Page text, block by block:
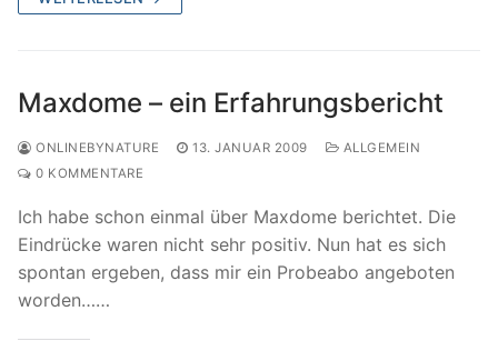
Maxdome – ein Erfahrungsbericht
ONLINEBYNATURE 13. JANUAR 2009
ALLGEMEIN
0 KOMMENTARE
Ich habe schon einmal über Maxdome berichtet. Die
Eindrücke waren nicht sehr positiv. Nun hat es sich
spontan ergeben, dass mir ein Probeabo angeboten
worden……